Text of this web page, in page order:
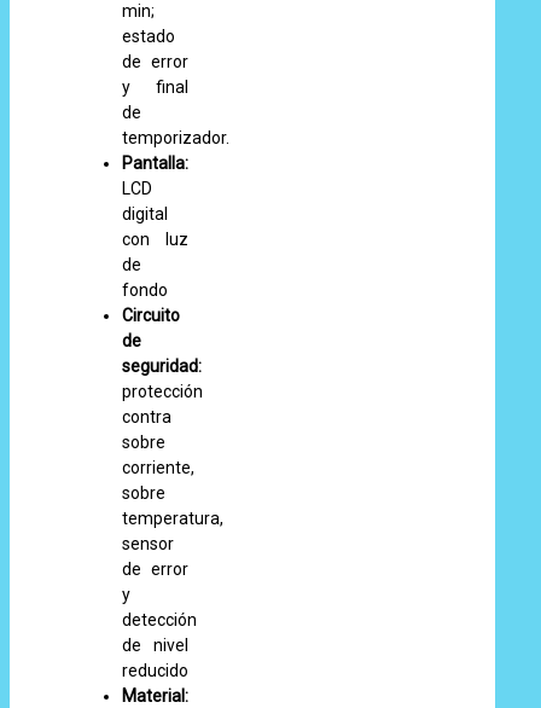
min;
estado
de error
y final
de
temporizador.
Pantalla:
LCD
digital
con luz
de
fondo
Circuito
de
seguridad:
protección
contra
sobre
corriente,
sobre
temperatura,
sensor
de error
y
detección
de nivel
reducido
Material: